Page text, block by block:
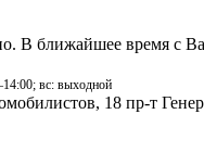
В ближайшее время с
вс: выходной
18 пр-т